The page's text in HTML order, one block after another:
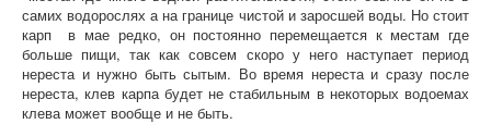
самих водорослях а на границе чистой и заросшей воды. Но стоит
карп в мае редко, он постоянно перемещается к местам где
больше пищи, так как совсем скоро у него наступает период
нереста и нужно быть сытым. Во время нереста и сразу после
нереста, клев карпа будет не стабильным в некоторых водоемах
клева может вообще и не быть.